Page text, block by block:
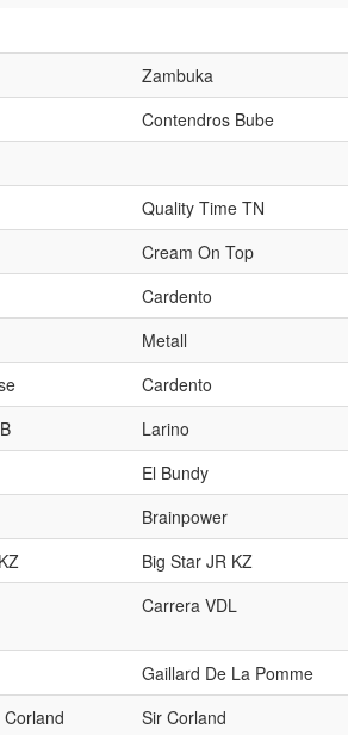
Zambuka
Contendros Bube
Quality Time TN
Cream On Top
Cardento
Metall
Cardento
Larino
El Bundy
Brainpower
Big Star JR KZ
Carrera VDL
Gaillard De La Pomme
Sir Corland